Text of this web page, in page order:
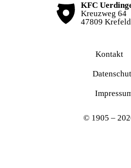
KFC
Kreuzweg 64
47809 Krefeld
Kontakt
© 1905 –